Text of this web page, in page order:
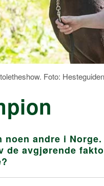
Foto:
andre i
avgjørende